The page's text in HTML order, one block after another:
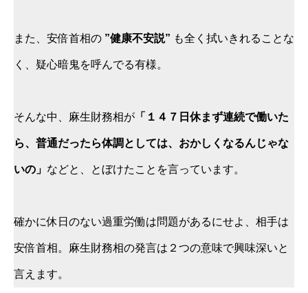
また、安倍首相の ”健康不安説” も全く拭いきれることな
く、疑心暗鬼を呼んでる有様。
そんな中、麻生財務相が 「１４７日休まず連続で働いた
ら、普通だったら体調としては、おかしくなるんじゃな
いの」 などと、とぼけたことを言っています。
確かに休日のない過重労働は問題があるにせよ、相手は
安倍首相。麻生財務相の発言は２つの意味で興味深いと
言えます。